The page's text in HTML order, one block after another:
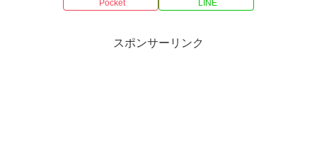
Pocket LINE
スポンサーリンク